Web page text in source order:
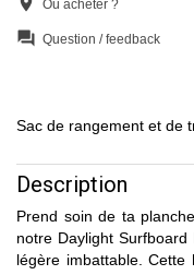
Où acheter ?
question_answer Question / feedback
Sac de rangement et de
Description
Prend soin de ta
notre Daylight
légère imbattable.